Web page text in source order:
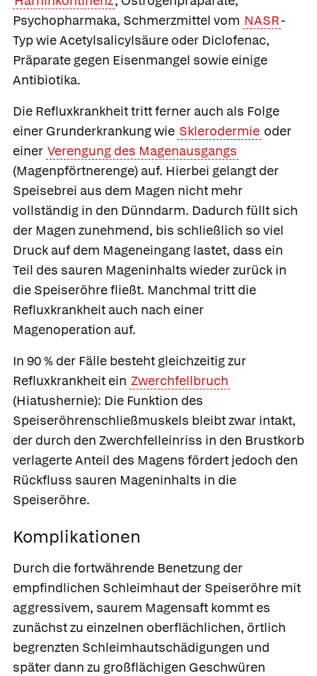
Psychopharmaka, Schmerzmittel vom NASR-
Typ wie Acetylsalicylsäure oder Diclofenac,
Präparate gegen Eisenmangel sowie einige
Antibiotika.
Die Refluxkrankheit tritt ferner auch als Folge
einer Grunderkrankung wie Sklerodermie oder
einer Verengung des Magenausgangs
(Magenpförtnerenge) auf. Hierbei gelangt der
Speisebrei aus dem Magen nicht mehr
vollständig in den Dünndarm. Dadurch füllt sich
der Magen zunehmend, bis schließlich so viel
Druck auf dem Mageneingang lastet, dass ein
Teil des sauren Mageninhalts wieder zurück in
die Speiseröhre fließt. Manchmal tritt die
Refluxkrankheit auch nach einer
Magenoperation auf.
In 90 % der Fälle besteht gleichzeitig zur
Refluxkrankheit ein Zwerchfellbruch
(Hiatushernie): Die Funktion des
Speiseröhrenschließmuskels bleibt zwar intakt,
der durch den Zwerchfelleinriss in den Brustkorb
verlagerte Anteil des Magens fördert jedoch den
Rückfluss sauren Mageninhalts in die
Speiseröhre.
Komplikationen
Durch die fortwährende Benetzung der
empfindlichen Schleimhaut der Speiseröhre mit
aggressivem, saurem Magensaft kommt es
zunächst zu einzelnen oberflächlichen, örtlich
begrenzten Schleimhautschädigungen und
später dann zu großflächigen Geschwüren